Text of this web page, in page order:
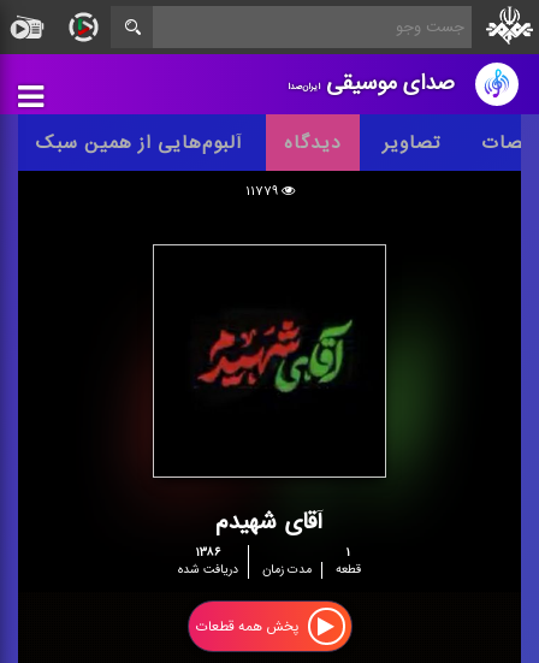
صدای موسیقیایران‌صدا
تصاویر دیدگاه آلبوم‌هایی از همین سبک
۱۱۷۷۹
آقای شهیدم
۱
قطعه
مدت زمان
۱۳۸۶
دریافت شده
پخش همه قطعات